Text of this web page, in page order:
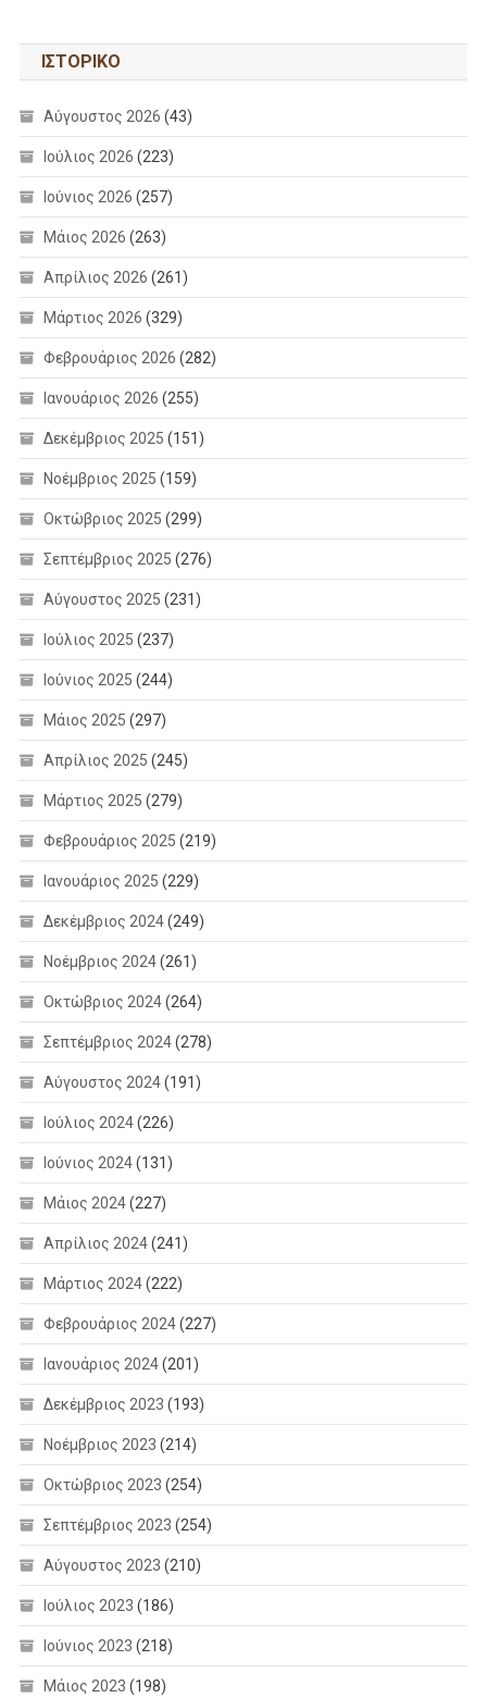
ΙΣΤΟΡΙΚΌ
Αύγουστος 2026 (43)
Ιούλιος 2026 (223)
Ιούνιος 2026 (257)
Μάιος 2026 (263)
Απρίλιος 2026 (261)
Μάρτιος 2026 (329)
Φεβρουάριος 2026 (282)
Ιανουάριος 2026 (255)
Δεκέμβριος 2025 (151)
Νοέμβριος 2025 (159)
Οκτώβριος 2025 (299)
Σεπτέμβριος 2025 (276)
Αύγουστος 2025 (231)
Ιούλιος 2025 (237)
Ιούνιος 2025 (244)
Μάιος 2025 (297)
Απρίλιος 2025 (245)
Μάρτιος 2025 (279)
Φεβρουάριος 2025 (219)
Ιανουάριος 2025 (229)
Δεκέμβριος 2024(249)
Νοέμβριος 2024(261)
Οκτώβριος 2024(264)
Σεπτέμβριος 2024(278)
Αύγουστος 2024(191)
Ιούλιος 2024(226)
Ιούνιος 2024(131)
Μάιος 2024(227)
Απρίλιος 2024(241)
Μάρτιος 2024(222)
Φεβρουάριος 2024(227)
Ιανουάριος 2024(201)
Δεκέμβριος 2023 (193)
Νοέμβριος 2023 (214)
Οκτώβριος 2023 (254)
Σεπτέμβριος 2023 (254)
Αύγουστος 2023 (210)
Ιούλιος 2023 (186)
Ιούνιος 2023 (218)
Μάιος 2023 (198)